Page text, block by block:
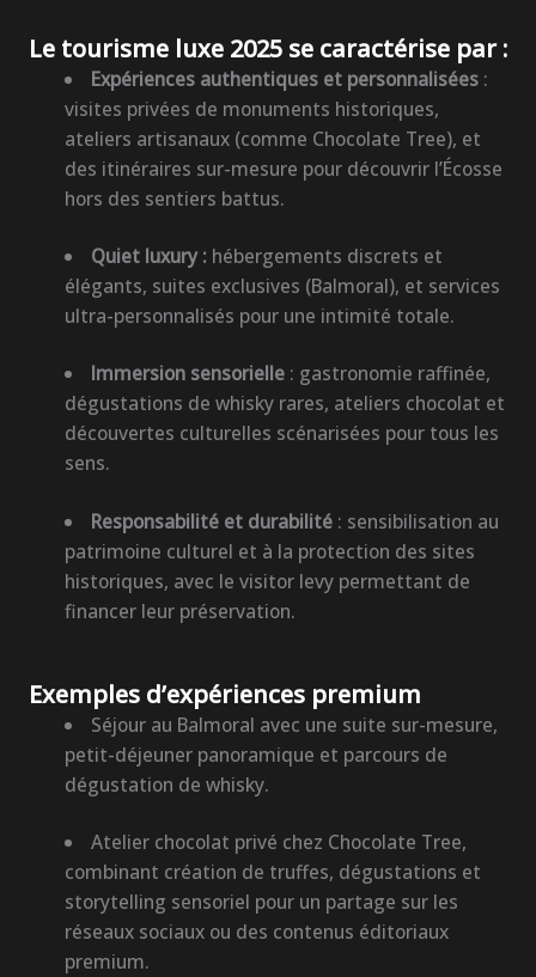
Le tourisme luxe 2025se caractérise par :
Expériences authentiques et personnalisées :
visites privées de monuments historiques,
ateliers artisanaux (comme Chocolate Tree), et
des itinéraires sur-mesure pour découvrir l’Écosse
hors des sentiers battus.
Quiet luxury : hébergements discrets et
élégants, suites exclusives (Balmoral), et services
ultra-personnalisés pour une intimité totale.
Immersion sensorielle : gastronomie raffinée,
dégustations de whisky rares, ateliers chocolat et
découvertes culturelles scénarisées pour tous les
sens.
Responsabilité et durabilité : sensibilisation au
patrimoine culturel et à la protection des sites
historiques, avec le visitor levy permettant de
financer leur préservation.
Exemples d’expériences premium
Séjour au Balmoral avec une suite sur-mesure,
petit-déjeuner panoramique et parcours de
dégustation de whisky.
Atelier chocolat privé chez Chocolate Tree,
combinant création de truffes, dégustations et
storytelling sensoriel pour un partage sur les
réseaux sociaux ou des contenus éditoriaux
premium.